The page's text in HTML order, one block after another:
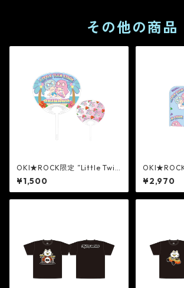
その他の商品
OKI★ROCK限定 ”Little Twin
Stars” うちわ[PINK]
¥1,500
Stars” ポー
¥2,970